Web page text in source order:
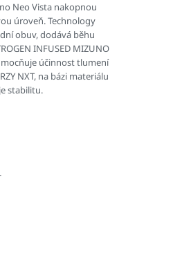
Neo Vista nakopnou
úroveň. Technology
obuv, dodává běhu
INFUSED MIZUNO
účinnost tlumení
NXT, na bázi materiálu
stabilitu.